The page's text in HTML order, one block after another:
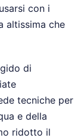
con i
altissima che
di
tecniche per
e della
ridotto il